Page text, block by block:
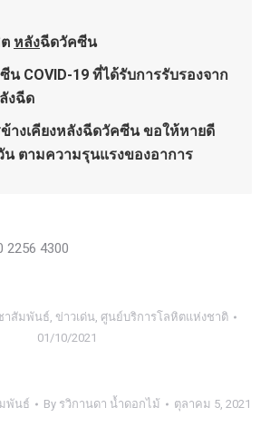
หลังฉีดวัคซีน
COVID-19 ที่ได้รับการรับรองจาก
งฉีด
างเคียงหลังฉีดวัคซีน ขอให้หายดี
น ตามความรุนแรงของอาการ
4300
าสัมพันธ์, ข่าวเด่น, ศูนย์บริการโลหิตแห่งชาติ
01/10/2021
พันธ์ By รวิกานดา น้ำดอกไม้ ตุลาคม 5, 2021